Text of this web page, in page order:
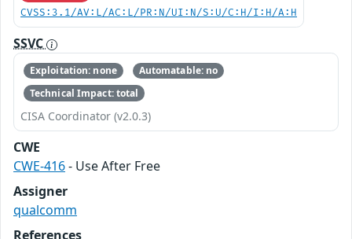
CVSS:3.1/AV:L/AC:L/PR:N/UI:N/S:U/C:H/I:H/A:H
SSVC
Exploitation: none
Automatable: no
Technical Impact: total
CISA Coordinator (v2.0.3)
CWE
CWE-416- Use After Free
Assigner
qualcomm
References